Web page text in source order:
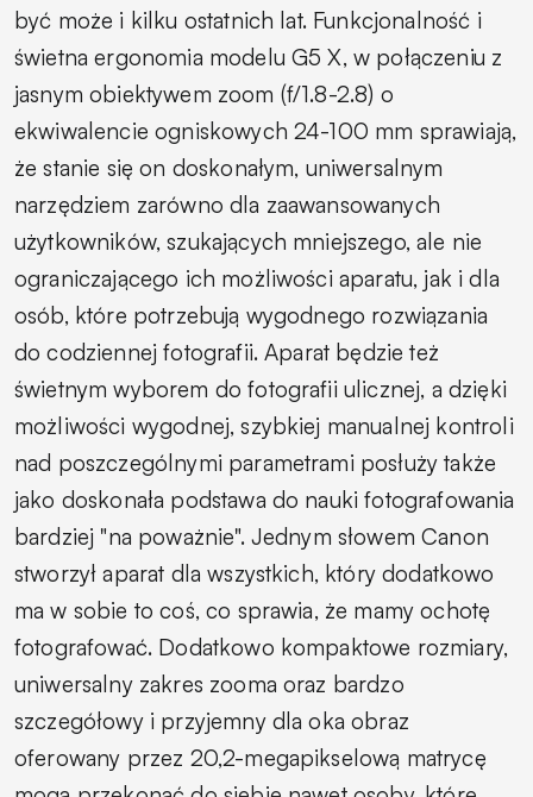
być może i kilku ostatnich lat. Funkcjonalność i
świetna ergonomia modelu G5 X, w połączeniu z
jasnym obiektywem zoom (f/1.8-2.8) o
ekwiwalencie ogniskowych 24-100 mm sprawiają,
że stanie się on doskonałym, uniwersalnym
narzędziem zarówno dla zaawansowanych
użytkowników, szukających mniejszego, ale nie
ograniczającego ich możliwości aparatu, jak i dla
osób, które potrzebują wygodnego rozwiązania
do codziennej fotografii. Aparat będzie też
świetnym wyborem do fotografii ulicznej, a dzięki
możliwości wygodnej, szybkiej manualnej kontroli
nad poszczególnymi parametrami posłuży także
jako doskonała podstawa do nauki fotografowania
bardziej "na poważnie". Jednym słowem Canon
stworzył aparat dla wszystkich, który dodatkowo
ma w sobie to coś, co sprawia, że mamy ochotę
fotografować. Dodatkowo kompaktowe rozmiary,
uniwersalny zakres zooma oraz bardzo
szczegółowy i przyjemny dla oka obraz
oferowany przez 20,2-megapikselową matrycę